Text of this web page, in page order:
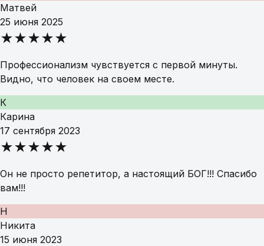
Матвей
25 июня 2025
★★★★★
Профессионализм чувствуется с первой минуты.
Видно, что человек на своем месте.
К
Карина
17 сентября 2023
★★★★★
Он не просто репетитор, а настоящий БОГ!!! Спасибо
вам!!!
Н
Никита
15 июня 2023